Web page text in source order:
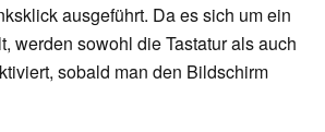
ausgeführt. Da es sich um ein
werden sowohl die Tastatur als auch
sobald man den Bildschirm